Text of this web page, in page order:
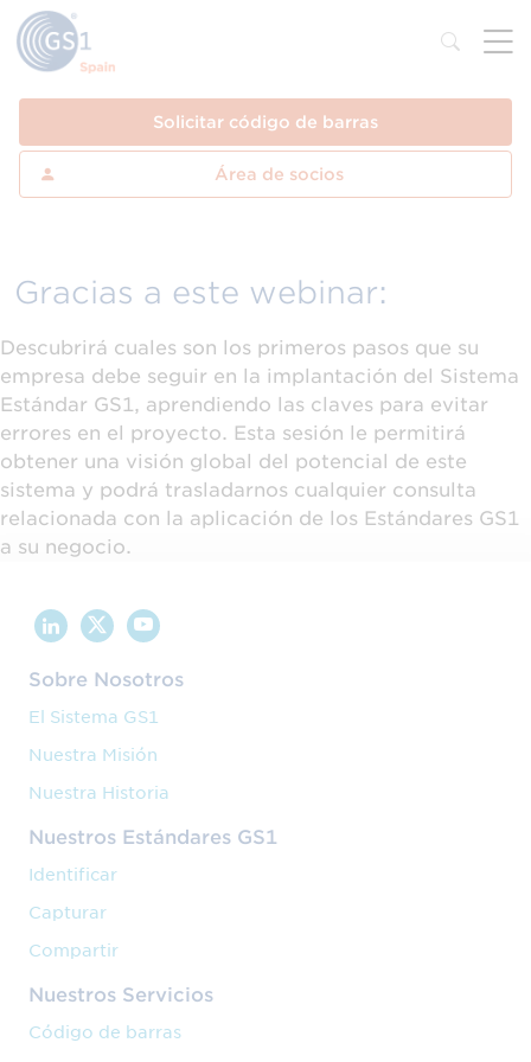
Solicitar código de barras
Área de socios
Gracias a este webinar:
Descubrirá cuales son los primeros pasos que su
empresa debe seguir en la implantación del Sistema
Estándar GS1, aprendiendo las claves para evitar
errores en el proyecto. Esta sesión le permitirá
obtener una visión global del potencial de este
sistema y podrá trasladarnos cualquier consulta
relacionada con la aplicación de los Estándares GS1
a su negocio.
Sobre Nosotros
El Sistema GS1
Nuestra Misión
Nuestra Historia
Nuestros Estándares GS1
Identificar
Capturar
Compartir
Nuestros Servicios
Código de barras